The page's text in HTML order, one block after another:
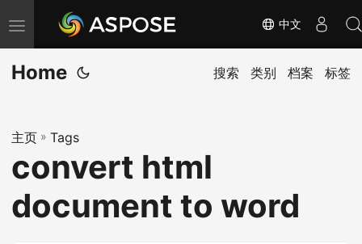
切
换
导
中文
Home 搜索 类别 档案 标签
主页 » Tags
convert html
document to word